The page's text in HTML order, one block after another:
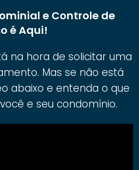
e Controle de
é Aqui!
na hora de solicitar uma
Mas se não está
abaixo e entenda o que
e seu condomínio.